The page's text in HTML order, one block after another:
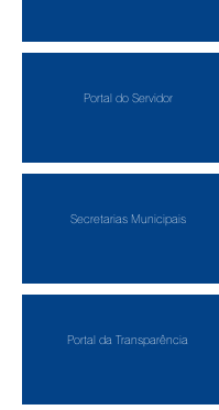
Portal do Servidor
Secretarias Municipais
Portal da Transparência